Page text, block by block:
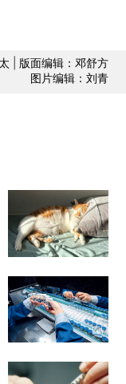
| 版面编辑：邓舒方
图片编辑：刘青